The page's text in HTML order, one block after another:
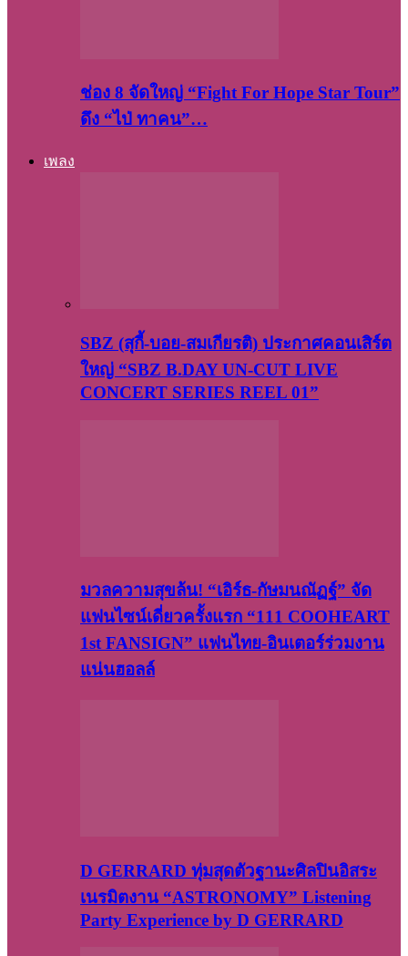
ช่อง 8 จัดใหญ่ “Fight For Hope Star Tour”
ดึง “ไป่ ทาคน”…
เพลง
SBZ (สุกี้-บอย-สมเกียรติ) ประกาศคอนเสิร์ต
ใหญ่ “SBZ B.DAY UN-CUT LIVE
CONCERT SERIES REEL 01”
มวลความสุขล้น! “เอิร์ธ-กัษมนณัฏฐ์” จัด
แฟนไซน์เดี่ยวครั้งแรก “111 COOHEART
1st FANSIGN” แฟนไทย-อินเตอร์ร่วมงาน
แน่นฮอลล์
D GERRARD ทุ่มสุดตัวฐานะศิลปินอิสระ
เนรมิตงาน “ASTRONOMY” Listening
Party Experience by D GERRARD